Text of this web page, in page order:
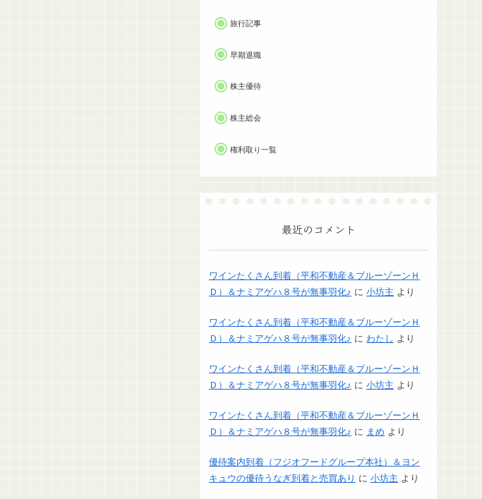
旅行記事
早期退職
株主優待
株主総会
権利取り一覧
最近のコメント
ワインたくさん到着（平和不動産＆ブルーゾーンＨ
Ｄ）＆ナミアゲハ８号が無事羽化♪ に 小坊主 より
ワインたくさん到着（平和不動産＆ブルーゾーンＨ
Ｄ）＆ナミアゲハ８号が無事羽化♪ に わたし より
ワインたくさん到着（平和不動産＆ブルーゾーンＨ
Ｄ）＆ナミアゲハ８号が無事羽化♪ に 小坊主 より
ワインたくさん到着（平和不動産＆ブルーゾーンＨ
Ｄ）＆ナミアゲハ８号が無事羽化♪ に まめ より
優待案内到着（フジオフードグループ本社）＆ヨン
キュウの優待うなぎ到着と売買あり に 小坊主 より